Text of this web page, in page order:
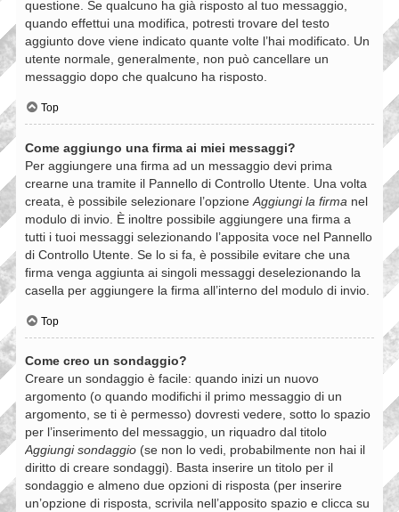
questione. Se qualcuno ha già risposto al tuo messaggio,
quando effettui una modifica, potresti trovare del testo
aggiunto dove viene indicato quante volte l’hai modificato. Un
utente normale, generalmente, non può cancellare un
messaggio dopo che qualcuno ha risposto.
Top
Come aggiungo una firma ai miei messaggi?
Per aggiungere una firma ad un messaggio devi prima
crearne una tramite il Pannello di Controllo Utente. Una volta
creata, è possibile selezionare l’opzione Aggiungi la firma nel
modulo di invio. È inoltre possibile aggiungere una firma a
tutti i tuoi messaggi selezionando l’apposita voce nel Pannello
di Controllo Utente. Se lo si fa, è possibile evitare che una
firma venga aggiunta ai singoli messaggi deselezionando la
casella per aggiungere la firma all’interno del modulo di invio.
Top
Come creo un sondaggio?
Creare un sondaggio è facile: quando inizi un nuovo
argomento (o quando modifichi il primo messaggio di un
argomento, se ti è permesso) dovresti vedere, sotto lo spazio
per l’inserimento del messaggio, un riquadro dal titolo
Aggiungi sondaggio (se non lo vedi, probabilmente non hai il
diritto di creare sondaggi). Basta inserire un titolo per il
sondaggio e almeno due opzioni di risposta (per inserire
un’opzione di risposta, scrivila nell’apposito spazio e clicca su